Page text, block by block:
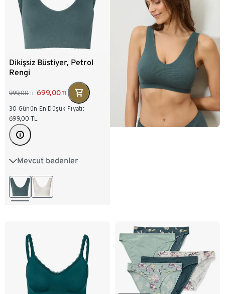
Dikişsiz Büstiyer, Petrol
Rengi
999,00 TL 699,00TL
30 Günün En Düşük Fiyatı:
699,00 TL
Mevcut bedenler
XS 32/34 S 36/38
M 40/42